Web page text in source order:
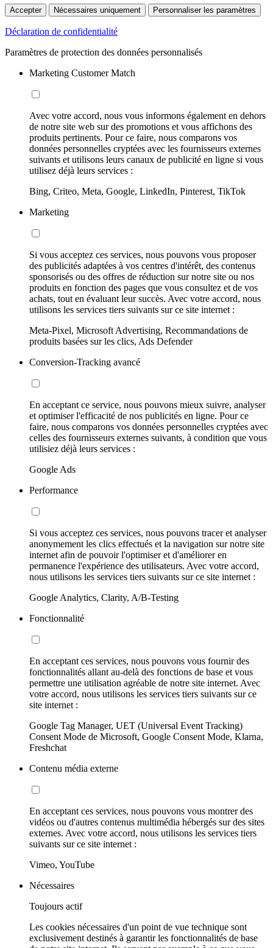
Accepter Nécessaires uniquement Personnaliser les paramètres
Déclaration de confidentialité
Paramètres de protection des données personnalisés
Marketing Customer Match
Avec votre accord, nous vous informons également en dehors
de notre site web sur des promotions et vous affichons des
produits pertinents. Pour ce faire, nous comparons vos
données personnelles cryptées avec les fournisseurs externes
suivants et utilisons leurs canaux de publicité en ligne si vous
utilisez déjà leurs services :
Bing, Criteo, Meta, Google, LinkedIn, Pinterest, TikTok
Marketing
Si vous acceptez ces services, nous pouvons vous proposer
des publicités adaptées à vos centres d'intérêt, des contenus
sponsorisés ou des offres de réduction sur notre site ou nos
produits en fonction des pages que vous consultez et de vos
achats, tout en évaluant leur succès. Avec votre accord, nous
utilisons les services tiers suivants sur ce site internet :
Meta-Pixel, Microsoft Advertising, Recommandations de
produits basées sur les clics, Ads Defender
Conversion-Tracking avancé
En acceptant ce service, nous pouvons mieux suivre, analyser
et optimiser l'efficacité de nos publicités en ligne. Pour ce
faire, nous comparons vos données personnelles cryptées avec
celles des fournisseurs externes suivants, à condition que vous
utilisiez déjà leurs services :
Google Ads
Performance
Si vous acceptez ces services, nous pouvons tracer et analyser
anonymement les clics effectués et la navigation sur notre site
internet afin de pouvoir l'optimiser et d'améliorer en
permanence l'expérience des utilisateurs. Avec votre accord,
nous utilisons les services tiers suivants sur ce site internet :
Google Analytics, Clarity, A/B-Testing
Fonctionnalité
En acceptant ces services, nous pouvons vous fournir des
fonctionnalités allant au-delà des fonctions de base et vous
permettre une utilisation agréable de notre site internet. Avec
votre accord, nous utilisons les services tiers suivants sur ce
site internet :
Google Tag Manager, UET (Universal Event Tracking)
Consent Mode de Microsoft, Google Consent Mode, Klarna,
Freshchat
Contenu média externe
En acceptant ces services, nous pouvons vous montrer des
vidéos ou d'autres contenus multimédia hébergés sur des sites
externes. Avec votre accord, nous utilisons les services tiers
suivants sur ce site internet :
Vimeo, YouTube
Nécessaires
Toujours actif
Les cookies nécessaires d'un point de vue technique sont
exclusivement destinés à garantir les fonctionnalités de base